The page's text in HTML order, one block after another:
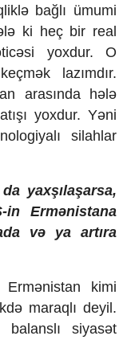
bağlı ümumi
ki heç bir real
yoxdur. O
lazımdır.
arasında hələ
yoxdur. Yəni
silahlar
yaxşılaşarsa,
Ermənistana
və ya artıra
kimi
maraqlı deyil.
balanslı siyasət